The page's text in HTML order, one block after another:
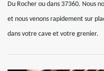
Du Rocher ou dans 37360. Nous
et nous venons rapidement sur
dans votre cave et votre grenier.